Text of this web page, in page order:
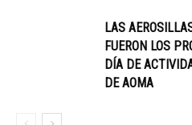
LAS
FUERON LOS
DÍA DE
DE AOMA